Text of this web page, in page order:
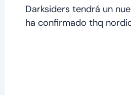
Darksiders tendrá un
ha confirmado thq